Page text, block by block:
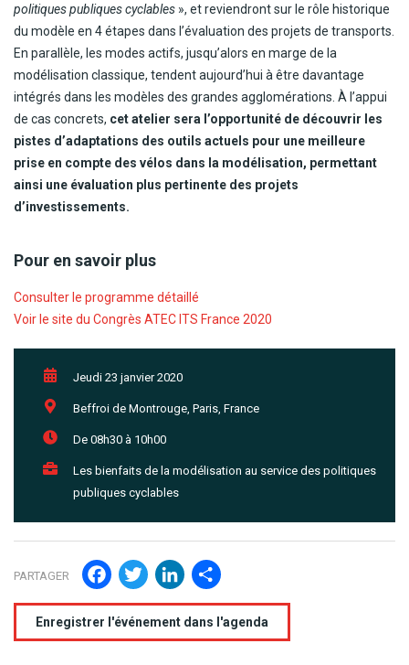
politiques publiques cyclables », et reviendront sur le rôle historique
du modèle en 4 étapes dans l’évaluation des projets de transports.
En parallèle, les modes actifs, jusqu’alors en marge de la
modélisation classique, tendent aujourd’hui à être davantage
intégrés dans les modèles des grandes agglomérations. À l’appui
de cas concrets, cet atelier sera l’opportunité de découvrir les
pistes d’adaptations des outils actuels pour une meilleure
prise en compte des vélos dans la modélisation, permettant
ainsi une évaluation plus pertinente des projets
d’investissements.
Pour en savoir plus
Consulter le programme détaillé
Voir le site du Congrès ATEC ITS France 2020
Jeudi 23 janvier 2020
Beffroi de Montrouge, Paris, France
De 08h30 à 10h00
Les bienfaits de la modélisation au service des politiques
publiques cyclables
PARTAGER Facebook
TwitterLinkedIn
Enregistrer l'événement dans l'agenda